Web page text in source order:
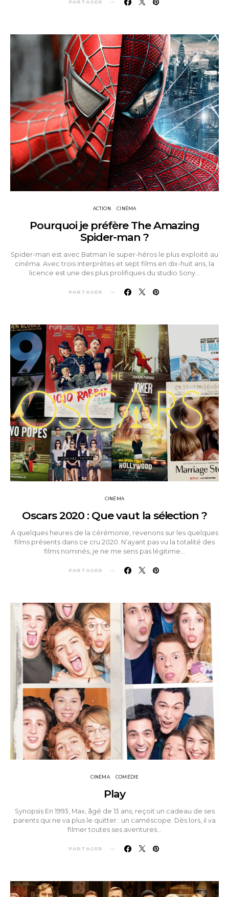
PARTAGER
ACTION CINÉMA
Pourquoi je préfère The Amazing
Spider-man ?
Spider-man est avec Batman le super-héros le plus exploité au
cinéma. Avec trois interprètes et sept films en dix-huit ans, la
licence est une des plus prolifiques du studio Sony…
PARTAGER
CINÉMA
Oscars 2020 : Que vaut la sélection ?
A quelques heures de la cérémonie, revenons sur les quelques
films présents dans ce cru 2020. N’ayant pas vu la totalité des
films nominés, je ne me sens pas légitime…
PARTAGER
CINÉMA COMÉDIE
Play
Synopsis En 1993, Max, âgé de 13 ans, reçoit un cadeau de ses
parents qui ne va plus le quitter : un caméscope. Dès lors, il va
filmer toutes ses aventures…
PARTAGER